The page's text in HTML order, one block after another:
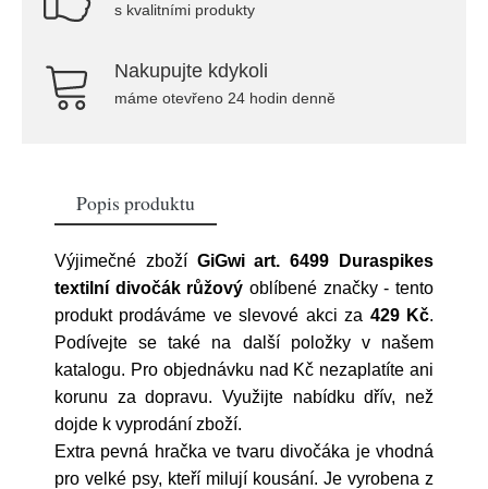
s kvalitními produkty
Nakupujte kdykoli
máme otevřeno 24 hodin denně
Popis produktu
Výjimečné zboží GiGwi art. 6499 Duraspikes
textilní divočák růžový oblíbené značky- tento
produkt prodáváme ve slevové akci za 429 Kč.
Podívejte se také na další položky v našem
katalogu. Pro objednávku nad Kč nezaplatíte ani
korunu za dopravu. Využijte nabídku dřív, než
dojde k vyprodání zboží.
Extra pevná hračka ve tvaru divočáka je vhodná
pro velké psy, kteří milují kousání. Je vyrobena z